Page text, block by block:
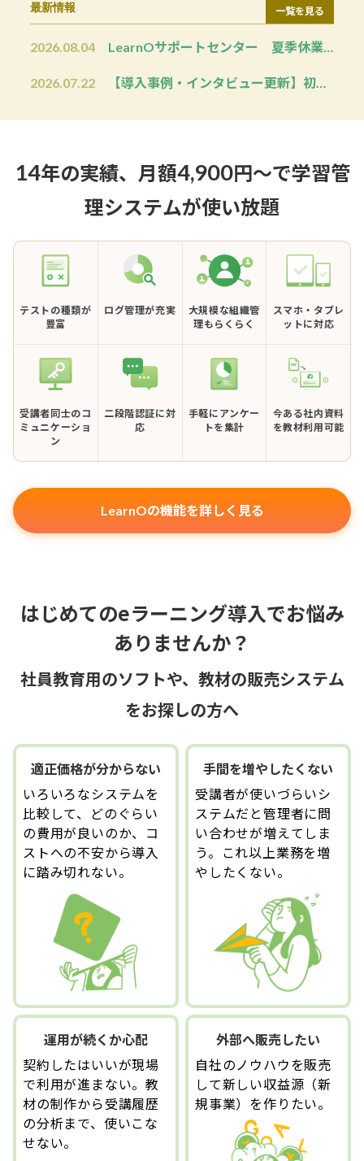
最新情報 一覧を見る
2026.08.04 LearnOサポートセンター 夏季休業のお
2026.07.22 【導入事例・インタビュー更新】初期費
14年の実績、月額4,900円〜で学習管
理システムが使い放題
テストの種類が
豊富
ログ管理が充実
大規模な組織管
理もらくらく
スマホ・タブレ
ットに対応
受講者同士のコ
ミュニケーショ
ン
二段階認証に対
応
手軽にアンケー
トを集計
今ある社内資料
を教材利用可能
LearnOの機能を詳しく見る
はじめてのeラーニング導入でお悩み
ありませんか？
社員教育用のソフトや、教材の販売システム
をお探しの方へ
適正価格が分からない
いろいろなシステムを
比較して、どのぐらい
の費用が良いのか、コ
ストへの不安から導入
に踏み切れない。
手間を増やしたくない
受講者が使いづらいシ
ステムだと管理者に問
い合わせが増えてしま
う。これ以上業務を増
やしたくない。
運用が続くか心配
契約したはいいが現場
で利用が進まない。教
材の制作から受講履歴
の分析まで、使いこな
せない。
外部へ販売したい
自社のノウハウを販売
して新しい収益源（新
規事業）を作りたい。